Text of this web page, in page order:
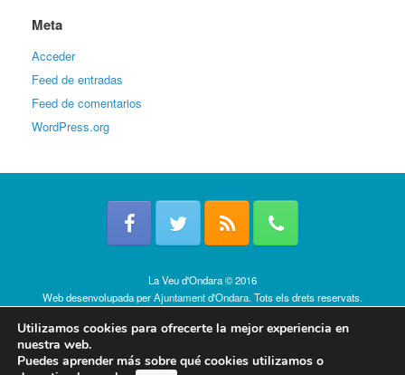
Meta
Acceder
Feed de entradas
Feed de comentarios
WordPress.org
La Veu d'Ondara © 2016
Web desenvolupada perAjuntament d'Ondara. Tots els drets reservats.
Utilizamos cookies para ofrecerte la mejor experiencia en
nuestra web.
Puedes aprender más sobre qué cookies utilizamos o